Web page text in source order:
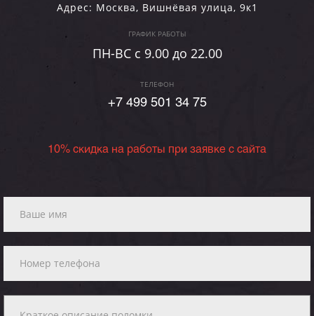
Адрес: Москва, Вишнёвая улица, 9к1
ГРАФИК РАБОТЫ
ПН-ВC c 9.00 до 22.00
ТЕЛЕФОН
+7 499 501 34 75
10% скидка на работы при заявке с сайта